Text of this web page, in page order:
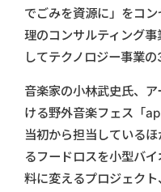
でごみを資源に」をコ
理のコンサルティング
してテクノロジー事業の
音楽家の小林武史氏、
ける野外音楽フェス「
当初から担当している
るフードロスを小型バ
料に変えるプロジェク